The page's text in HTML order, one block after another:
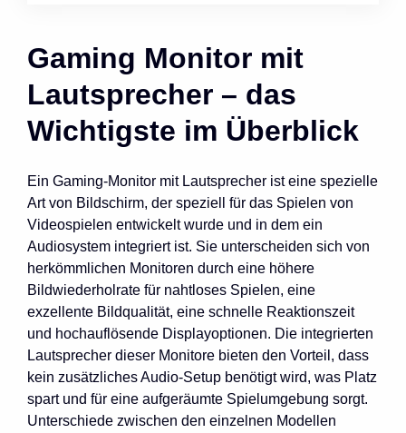
Gaming Monitor mit
Lautsprecher – das
Wichtigste im Überblick
Ein Gaming-Monitor mit Lautsprecher ist eine spezielle
Art von Bildschirm, der speziell für das Spielen von
Videospielen entwickelt wurde und in dem ein
Audiosystem integriert ist. Sie unterscheiden sich von
herkömmlichen Monitoren durch eine höhere
Bildwiederholrate für nahtloses Spielen, eine
exzellente Bildqualität, eine schnelle Reaktionszeit
und hochauflösende Displayoptionen. Die integrierten
Lautsprecher dieser Monitore bieten den Vorteil, dass
kein zusätzliches Audio-Setup benötigt wird, was Platz
spart und für eine aufgeräumte Spielumgebung sorgt.
Unterschiede zwischen den einzelnen Modellen